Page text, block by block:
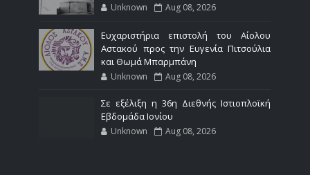
Unknown Aug 08, 2026
Ευχαριστήρια επιστολή του Αίολου
Αστακού προς την Ευγενία Πιτσούλια
και Θωμά Μπαρμπάνη
Unknown Aug 08, 2026
Σε εξέλιξη η 36η Διεθνής Ιστιοπλοϊκή
Εβδομάδα Ιονίου
Unknown Aug 08, 2026